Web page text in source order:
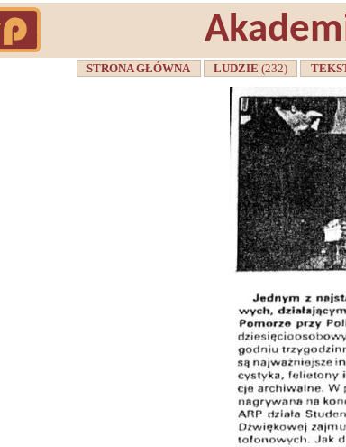
STRONA GŁÓWNA LUDZIE(232)